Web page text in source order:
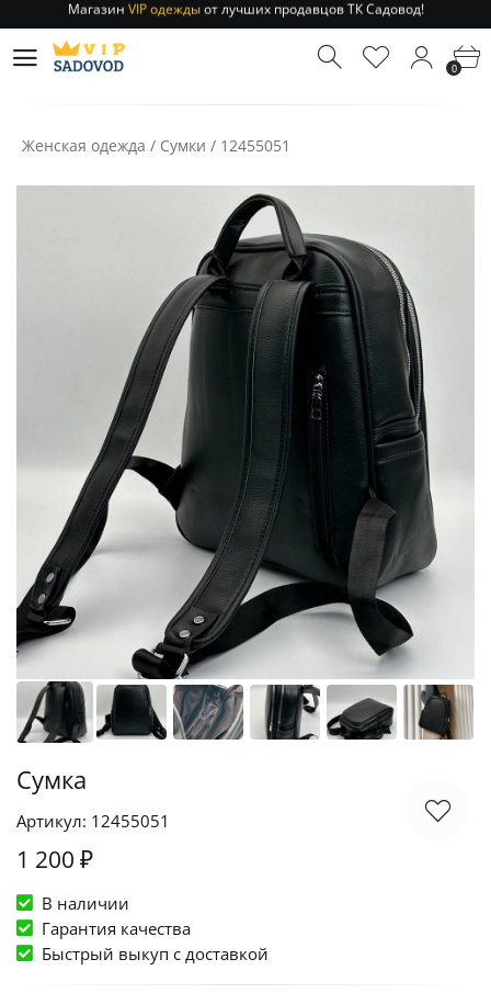
Отправление заказа 1-3 дняпо РФ и МСК!
Магазин
от лучших продавцов ТК Садовод!
Отправление заказа 1-3 дня
0
Женская одежда / Сумки / 12455051
Сумка
Артикул: 12455051
1 200 ₽
В наличии
Гарантия качества
Быстрый выкуп c доставкой